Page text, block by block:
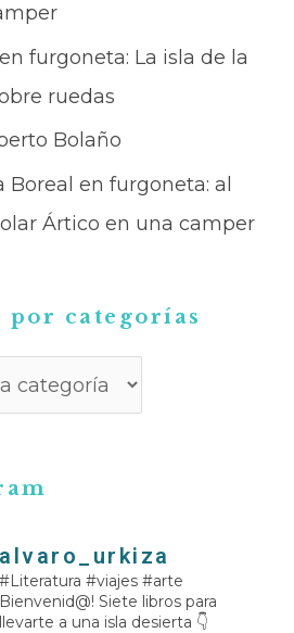
furgoneta: La isla de la
ruedas
Bolaño
Boreal en furgoneta: al
Ártico en una camper
por categorías
alvaro_urkiza
#Literatura #viajes #arte
Bienvenid@! Siete libros para
llevarte a una isla desierta 👇